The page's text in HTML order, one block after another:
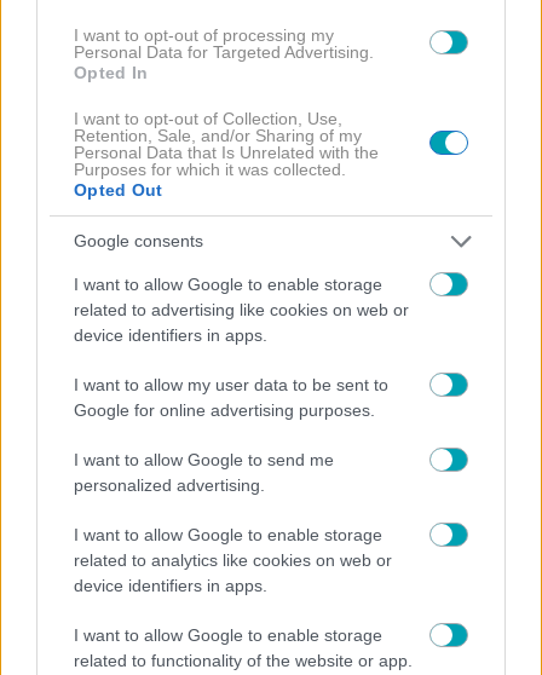
I want to opt-out of processing my
Personal Data for Targeted Advertising.
Opted In
I want to opt-out of Collection, Use,
Retention, Sale, and/or Sharing of my
Personal Data that Is Unrelated with the
Purposes for which it was collected.
Opted Out
Google consents
I want to allow Google to enable storage
related to advertising like cookies on web or
device identifiers in apps.
I want to allow my user data to be sent to
Google for online advertising purposes.
I want to allow Google to send me
personalized advertising.
I want to allow Google to enable storage
related to analytics like cookies on web or
device identifiers in apps.
I want to allow Google to enable storage
related to functionality of the website or app.
NEWS
Τέτα Κωνσταντά: «Αποσύρθηκα από τη δουλειά για
να μεγαλώσω τον γιο μου»